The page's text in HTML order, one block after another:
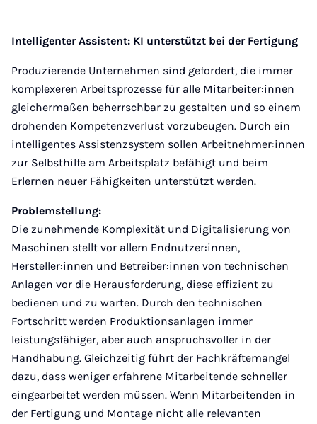
Intelligenter Assistent: KI unterstützt bei der Fertigung
Produzierende Unternehmen sind gefordert, die immer
komplexeren Arbeitsprozesse für alle Mitarbeiter:innen
gleichermaßen beherrschbar zu gestalten und so einem
drohenden Kompetenzverlust vorzubeugen. Durch ein
intelligentes Assistenzsystem sollen Arbeitnehmer:innen
zur Selbsthilfe am Arbeitsplatz befähigt und beim
Erlernen neuer Fähigkeiten unterstützt werden.
Problemstellung:
Die zunehmende Komplexität und Digitalisierung von
Maschinen stellt vor allem Endnutzer:innen,
Hersteller:innen und Betreiber:innen von technischen
Anlagen vor die Herausforderung, diese effizient zu
bedienen und zu warten. Durch den technischen
Fortschritt werden Produktionsanlagen immer
leistungsfähiger, aber auch anspruchsvoller in der
Handhabung. Gleichzeitig führt der Fachkräftemangel
dazu, dass weniger erfahrene Mitarbeitende schneller
eingearbeitet werden müssen. Wenn Mitarbeitenden in
der Fertigung und Montage nicht alle relevanten